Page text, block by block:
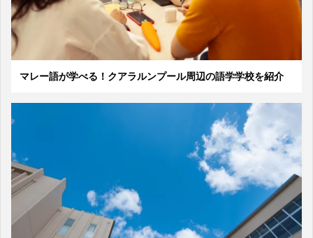
マレー語が学べる！クアラルンプール周辺の語学学校を紹介